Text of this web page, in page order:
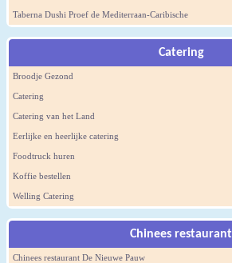
Taberna Dushi Proef de Mediterraan-Caribische
Catering
Broodje Gezond
Catering
Catering van het Land
Eerlijke en heerlijke catering
Foodtruck huren
Koffie bestellen
Welling Catering
Chinees restaurant
Chinees restaurant De Nieuwe Pauw